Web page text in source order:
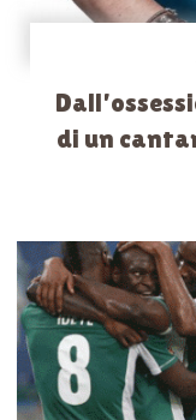
di un